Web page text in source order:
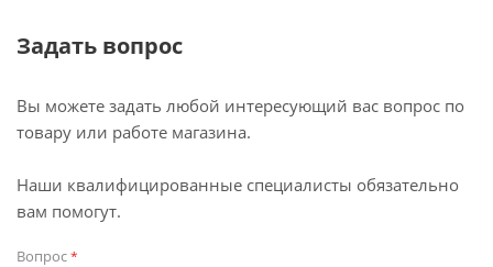
Задать вопрос
Вы можете задать любой интересующий вас вопрос по
товару или работе магазина.
Наши квалифицированные специалисты обязательно
вам помогут.
Вопрос*